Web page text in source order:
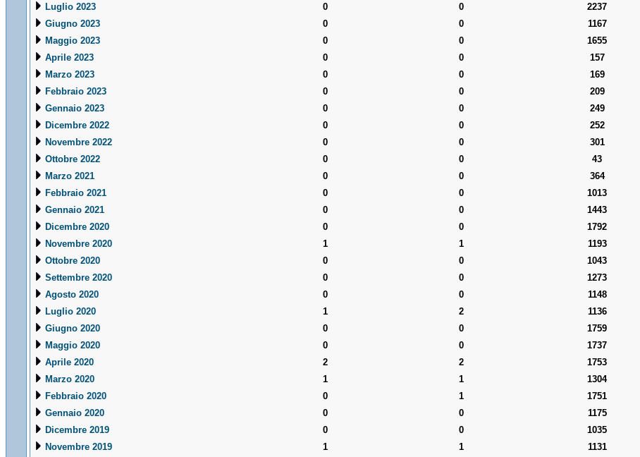
Luglio 2023
0 0 2237
Giugno 2023
0 0 1167
Maggio 2023
0 0 1655
Aprile 2023
0 0 157
Marzo 2023
0 0 169
Febbraio 2023
0 0 209
Gennaio 2023
0 0 249
Dicembre 2022
0 0 252
Novembre 2022
0 0 301
Ottobre 2022
0 0 43
Marzo 2021
0 0 364
Febbraio 2021
0 0 1013
Gennaio 2021
0 0 1443
Dicembre 2020
0 0 1792
Novembre 2020
1 1 1193
Ottobre 2020
0 0 1043
Settembre 2020
0 0 1273
Agosto 2020
0 0 1148
Luglio 2020
1 2 1136
Giugno 2020
0 0 1759
Maggio 2020
0 0 1737
Aprile 2020
2 2 1753
Marzo 2020
1 1 1304
Febbraio 2020
0 1 1751
Gennaio 2020
0 0 1175
Dicembre 2019
0 0 1035
Novembre 2019
1 1 1131